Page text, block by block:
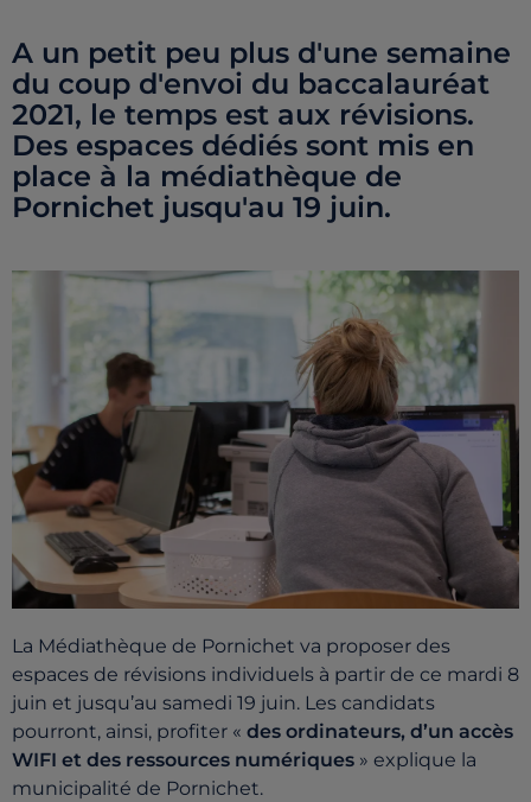
A un petit peu plus d'une semaine
du coup d'envoi du baccalauréat
2021, le temps est aux révisions.
Des espaces dédiés sont mis en
place à la médiathèque de
Pornichet jusqu'au 19 juin.
La Médiathèque de Pornichet va proposer des
espaces de révisions individuels à partir de ce mardi 8
juin et jusqu’au samedi 19 juin. Les candidats
pourront, ainsi, profiter « des ordinateurs, d’un accès
WIFI et des ressources numériques » explique la
municipalité de Pornichet.